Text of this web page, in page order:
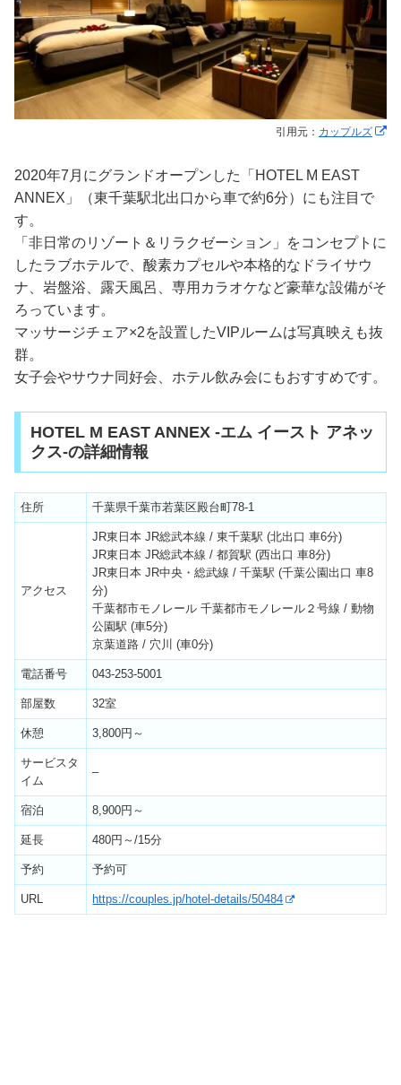
引用元： カップルズ
2020年7月にグランドオープンした「HOTEL M EAST
ANNEX」（東千葉駅北出口から車で約6分）にも注目で
す。
「非日常のリゾート＆リラクゼーション」をコンセプトに
したラブホテルで、酸素カプセルや本格的なドライサウ
ナ、岩盤浴、露天風呂、専用カラオケなど豪華な設備がそ
ろっています。
マッサージチェア×2を設置したVIPルームは写真映えも抜
群。
女子会やサウナ同好会、ホテル飲み会にもおすすめです。
HOTEL M EAST ANNEX -エム イースト アネッ
クス-の詳細情報
住所 千葉県千葉市若葉区殿台町78-1
アクセス
JR東日本 JR総武本線 / 東千葉駅 (北出口 車6分)
JR東日本 JR総武本線 / 都賀駅 (西出口 車8分)
JR東日本 JR中央・総武線 / 千葉駅 (千葉公園出口 車8
分)
千葉都市モノレール 千葉都市モノレール２号線 / 動物
公園駅 (車5分)
京葉道路 / 穴川 (車0分)
電話番号 043-253-5001
部屋数 32室
休憩 3,800円～
サービスタ
イム
–
宿泊 8,900円～
延長 480円～/15分
予約 予約可
URL https://couples.jp/hotel-details/50484